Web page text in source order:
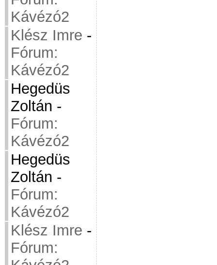
Kávézó2
Klész Imre -
Fórum:
Kávézó2
Hegedüs
Zoltán -
Fórum:
Kávézó2
Hegedüs
Zoltán -
Fórum:
Kávézó2
Klész Imre -
Fórum: